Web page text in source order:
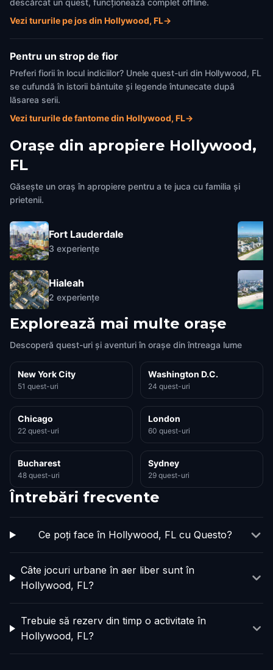
descărcat un quest, funcționează complet offline.
Vezi tururile pe jos din Hollywood, FL→
Pentru un strop de fior
Preferi fiorii în locul indiciilor? Unele quest-uri din Hollywood, FL
se cufundă în istorii bântuite și legende întunecate după
lăsarea serii.
Vezi tururile de fantome din Hollywood, FL→
Orașe din apropiere Hollywood,
FL
Găsește un oraș în apropiere pentru a te juca cu familia și
prietenii.
Fort Lauderdale
3 experiențe
Hialeah
2 experiențe
Explorează mai multe orașe
Descoperă quest-uri și aventuri în orașe din întreaga lume
New York City
51 quest-uri
Washington D.C.
24 quest-uri
Chicago
22 quest-uri
London
60 quest-uri
Bucharest
48 quest-uri
Sydney
29 quest-uri
Întrebări frecvente
Ce poți face în Hollywood, FL cu Questo?
Câte jocuri urbane în aer liber sunt în
Hollywood, FL?
Trebuie să rezerv din timp o activitate în
Hollywood, FL?